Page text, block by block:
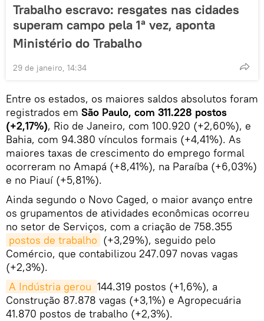
Trabalho escravo: resgates nas cidades
superam campo pela 1ª vez, aponta
Ministério do Trabalho
29 de janeiro, 14:34
Entre os estados, os maiores saldos absolutos foram
registrados em São Paulo, com 311.228 postos
(+2,17%), Rio de Janeiro, com 100.920 (+2,60%), e
Bahia, com 94.380 vínculos formais (+4,41%). As
maiores taxas de crescimento do emprego formal
ocorreram no Amapá (+8,41%), na Paraíba (+6,03%)
e no Piauí (+5,81%).
Ainda segundo o Novo Caged, o maior avanço entre
os grupamentos de atividades econômicas ocorreu
no setor de Serviços, com a criação de 758.355
postos de trabalho (+3,29%), seguido pelo
Comércio, que contabilizou 247.097 novas vagas
(+2,3%).
A Indústria gerou 144.319 postos (+1,6%), a
Construção 87.878 vagas (+3,1%) e Agropecuária
41.870 postos de trabalho (+2,3%).